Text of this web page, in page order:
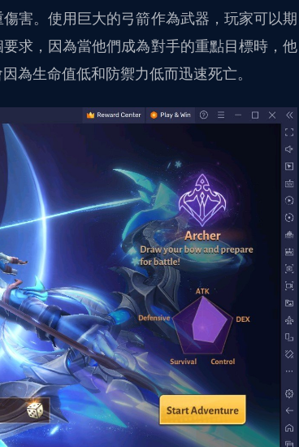
害。使用巨大的弓箭作為武器，玩家可以期
求，因為當他們成為對手的重點目標時，他
為生命值低和防禦力低而迅速死亡。